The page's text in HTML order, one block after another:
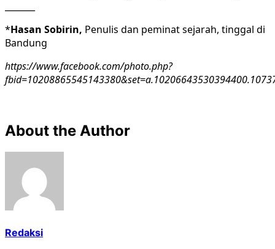
*Hasan Sobirin, Penulis dan peminat sejarah, tinggal di
Bandung
https://www.facebook.com/photo.php?
About the Author
Redaksi